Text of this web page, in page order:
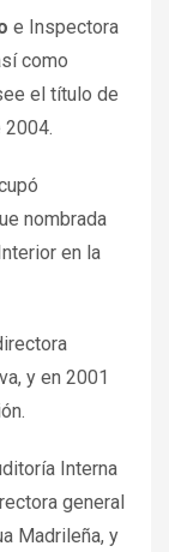
e Inspectora
como
el título de
nombrada
en la
y en 2001
Interna
general
Madrileña, y